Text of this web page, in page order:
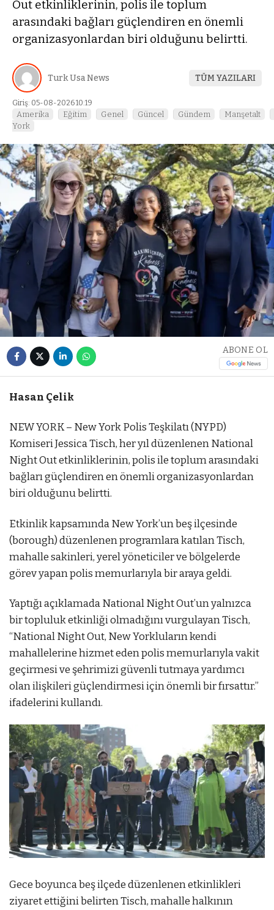
Out etkinliklerinin, polis ile toplum
arasındaki bağları güçlendiren en önemli
organizasyonlardan biri olduğunu belirtti.
Turk Usa News TÜM YAZILARI
Giriş: 05-08-2026 10:19
Amerika Eğitim Genel Güncel Gündem
Manşetalt
York
ABONE OL
Hasan Çelik
NEW YORK – New York Polis Teşkilatı (NYPD)
Komiseri Jessica Tisch, her yıl düzenlenen National
Night Out etkinliklerinin, polis ile toplum arasındaki
bağları güçlendiren en önemli organizasyonlardan
biri olduğunu belirtti.
Etkinlik kapsamında New York’un beş ilçesinde
(borough) düzenlenen programlara katılan Tisch,
mahalle sakinleri, yerel yöneticiler ve bölgelerde
görev yapan polis memurlarıyla bir araya geldi.
Yaptığı açıklamada National Night Out’un yalnızca
bir topluluk etkinliği olmadığını vurgulayan Tisch,
“National Night Out, New Yorkluların kendi
mahallelerine hizmet eden polis memurlarıyla vakit
geçirmesi ve şehrimizi güvenli tutmaya yardımcı
olan ilişkileri güçlendirmesi için önemli bir fırsattır.”
ifadelerini kullandı.
Gece boyunca beş ilçede düzenlenen etkinlikleri
ziyaret ettiğini belirten Tisch, mahalle halkının